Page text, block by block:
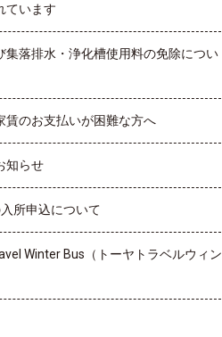
ています
集落排水・浄化槽使用料の免除につい
賃のお支払いが困難な方へ
知らせ
所申込について
Winter Bus（トーヤトラベルウィン